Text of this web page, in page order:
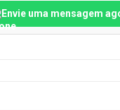
Envie uma mensagem